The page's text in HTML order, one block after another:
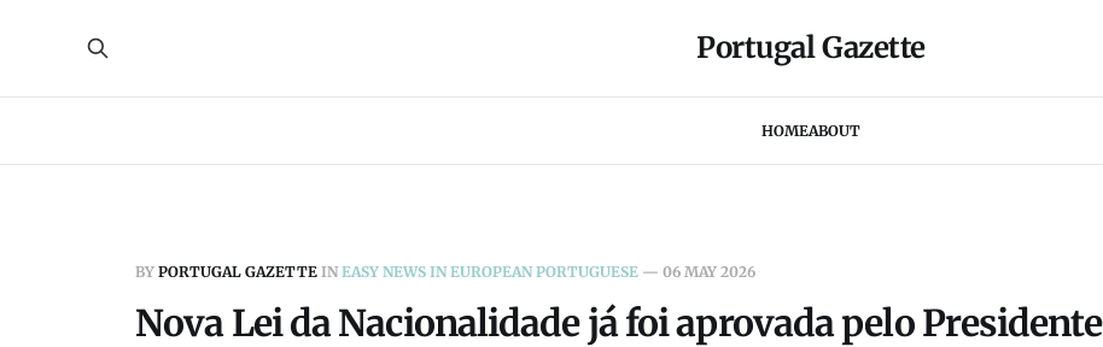
Portugal Gazette
HOMEABOUT
BY PORTUGAL GAZETTE IN EASY NEWS IN EUROPEAN PORTUGUESE — 06 MAY 2026
Nova Lei da Nacionalidade já foi aprovada pelo Presidente